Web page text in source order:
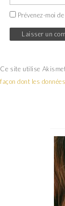
Prévenez-moi
Ce site utilise
façon dont les